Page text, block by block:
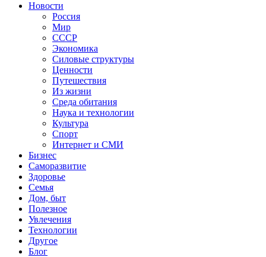
Новости
Россия
Мир
СССР
Экономика
Силовые структуры
Ценности
Путешествия
Из жизни
Среда обитания
Наука и технологии
Культура
Спорт
Интернет и СМИ
Бизнес
Саморазвитие
Здоровье
Семья
Дом, быт
Полезное
Увлечения
Технологии
Другое
Блог